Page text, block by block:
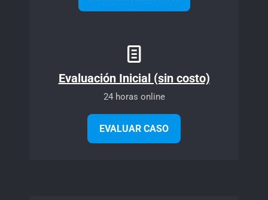
Evaluación Inicial (sin costo)
24 horas online
EVALUAR CASO